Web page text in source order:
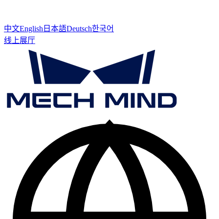
中文English 日本語Deutsch한국어
线上展厅